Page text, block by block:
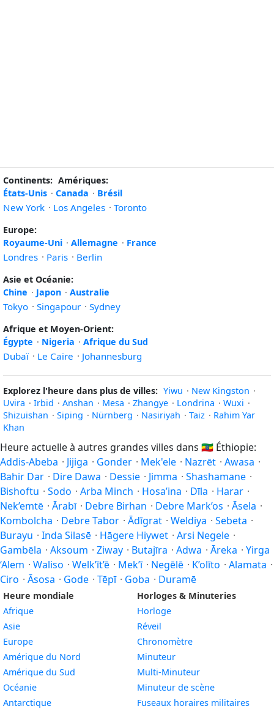
Continents: Amériques:
États-Unis · Canada · Brésil
New York · Los Angeles · Toronto
Europe:
Royaume-Uni · Allemagne · France
Londres · Paris · Berlin
Asie et Océanie:
Chine · Japon · Australie
Tokyo · Singapour · Sydney
Afrique et Moyen-Orient:
Égypte · Nigeria · Afrique du Sud
Dubaï · Le Caire · Johannesburg
Explorez l'heure dans plus de villes: Yiwu · New Kingston ·
Uvira · Irbid · Anshan · Mesa · Zhangye · Londrina · Wuxi ·
Shizuishan · Siping · Nürnberg · Nasiriyah · Taiz · Rahim Yar
Khan
Heure actuelle à autres grandes villes dans 🇪🇹 Éthiopie:
Addis-Abeba · Jijiga · Gonder · Mek'ele · Nazrēt · Awasa ·
Bahir Dar · Dire Dawa · Dessie · Jimma · Shashamane ·
Bishoftu · Sodo · Arba Minch · Hosa’ina · Dīla · Harar ·
Nek’emtē · Ārabī · Debre Birhan · Debre Mark’os · Āsela ·
Kombolcha · Debre Tabor · Ādīgrat · Weldiya · Sebeta ·
Burayu · Inda Silasē · Hāgere Hiywet · Arsi Negele ·
Gambēla · Aksoum · Ziway · Butajīra · Adwa · Āreka · Yirga
‘Alem · Waliso · Welk’īt’ē · Mek’ī · Negēlē · K’olīto · Alamata ·
Ciro · Āsosa · Gode · Tēpī · Goba · Duramē
Heure mondiale
Afrique
Asie
Europe
Amérique du Nord
Amérique du Sud
Océanie
Antarctique
Horloges & Minuteries
Horloge
Réveil
Chronomètre
Minuteur
Multi-Minuteur
Minuteur de scène
Fuseaux horaires militaires